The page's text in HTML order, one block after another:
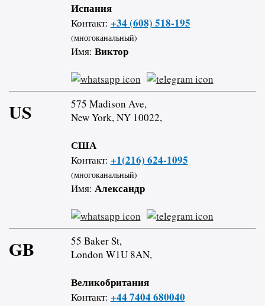
Испания
Контакт: +34 (608) 518-195
(многоканальный)
Имя: Виктор
US
575 Madison Ave,
New York, NY 10022,
США
Контакт: +1(216) 624-1095
(многоканальный)
Имя: Александр
GB
55 Baker St,
London W1U 8AN,
Великобритания
Контакт: +44 7404 680040